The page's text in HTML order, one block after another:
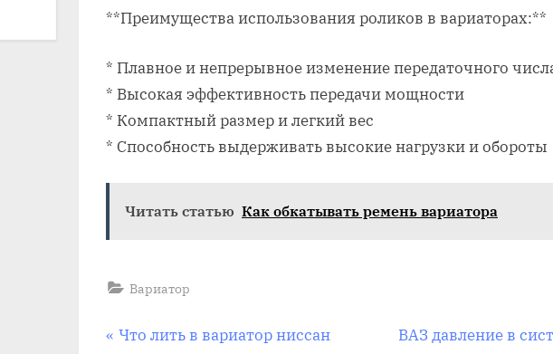
**Преимущества использования роликов в вариаторах:**
* Плавное и непрерывное изменение передаточного
* Высокая эффективность передачи мощности
* Компактный размер и легкий вес
* Способность выдерживать высокие нагрузки и обороты
Читать статью Как обкатывать ремень вариатора
Вариатор
Навигация
P
Что лить в вариатор ниссан
N
ВАЗ давление в